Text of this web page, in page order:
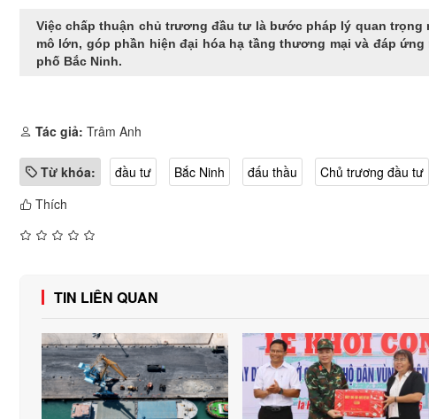
Việc chấp thuận chủ trương đầu tư là bước pháp lý quan
mô lớn, góp phần hiện đại hóa hạ tầng thương mại và đáp
phố Bắc Ninh.
Tác giả: Trâm Anh
Từ khóa: đầu tư Bắc Ninh đấu thầu Chủ trương đầu tư
Thích
TIN LIÊN QUAN